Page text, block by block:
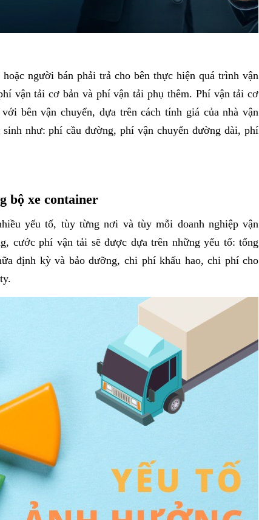
người bán phải trả cho bên thực hiện quá trình vận
vận tải cơ bản và phí vận tải phụ thêm. Phí vận tải cơ
bên vận chuyển, dựa trên cách tính giá của nhà vận
như: phí cầu đường, phí vận chuyển đường dài, phí
bộ xe container
yếu tố, tùy từng nơi và tùy mỗi doanh nghiệp vận
cước phí vận tải sẽ được dựa trên những yếu tố: tổng
định kỳ và bảo dưỡng, chi phí khấu hao, chi phí cho